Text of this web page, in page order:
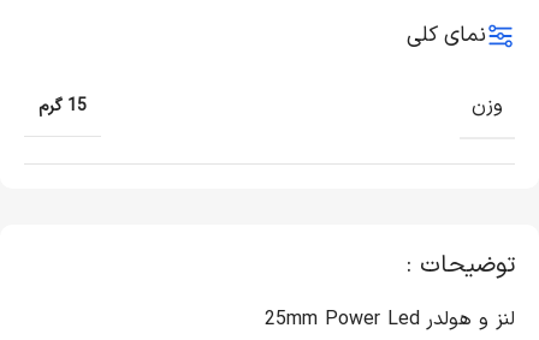
توضیحات :
لنز و هولدر 25mm Power Led
نمای کلی
وزن 15 گرم